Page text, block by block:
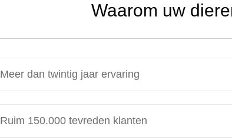
Waarom uw
Meer dan twintig jaar ervaring
Ruim 150.000 tevreden klanten